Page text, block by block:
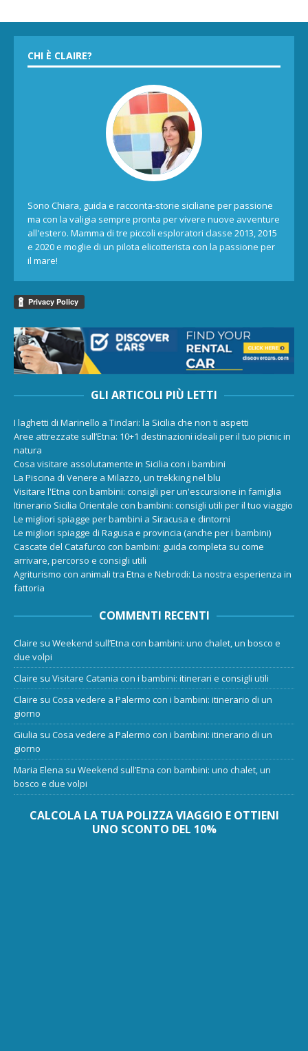
CHI È CLAIRE?
Sono Chiara, guida e racconta-storie siciliane per passione
ma con la valigia sempre pronta per vivere nuove avventure
all'estero. Mamma di tre piccoli esploratori classe 2013, 2015
e 2020 e moglie di un pilota elicotterista con la passione per
il mare!
GLI ARTICOLI PIÙ LETTI
I laghetti di Marinello a Tindari: la Sicilia che non ti aspetti
Aree attrezzate sull’Etna: 10+1 destinazioni ideali per il tuo picnic in
natura
Cosa visitare assolutamente in Sicilia con i bambini
La Piscina di Venere a Milazzo, un trekking nel blu
Visitare l'Etna con bambini: consigli per un'escursione in famiglia
Itinerario Sicilia Orientale con bambini: consigli utili per il tuo viaggio
Le migliori spiagge per bambini a Siracusa e dintorni
Le migliori spiagge di Ragusa e provincia (anche per i bambini)
Cascate del Catafurco con bambini: guida completa su come
arrivare, percorso e consigli utili
Agriturismo con animali tra Etna e Nebrodi: La nostra esperienza in
fattoria
COMMENTI RECENTI
Claire su Weekend sull’Etna con bambini: uno chalet, un bosco e
due volpi
Claire su Visitare Catania con i bambini: itinerari e consigli utili
Claire su Cosa vedere a Palermo con i bambini: itinerario di un
giorno
Giulia su Cosa vedere a Palermo con i bambini: itinerario di un
giorno
Maria Elena su Weekend sull’Etna con bambini: uno chalet, un
bosco e due volpi
CALCOLA LA TUA POLIZZA VIAGGIO E OTTIENI
UNO SCONTO DEL 10%